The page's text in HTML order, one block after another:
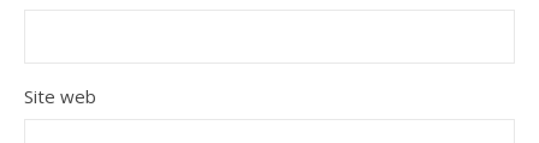
Site web